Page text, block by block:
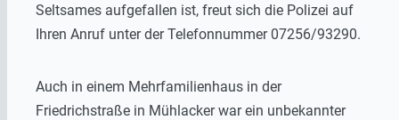
Seltsames aufgefallen ist, freut sich die Polizei auf
Ihren Anruf unter der Telefonnummer 07256/93290.
Auch in einem Mehrfamilienhaus in der
Friedrichstraße in Mühlacker war ein unbekannter